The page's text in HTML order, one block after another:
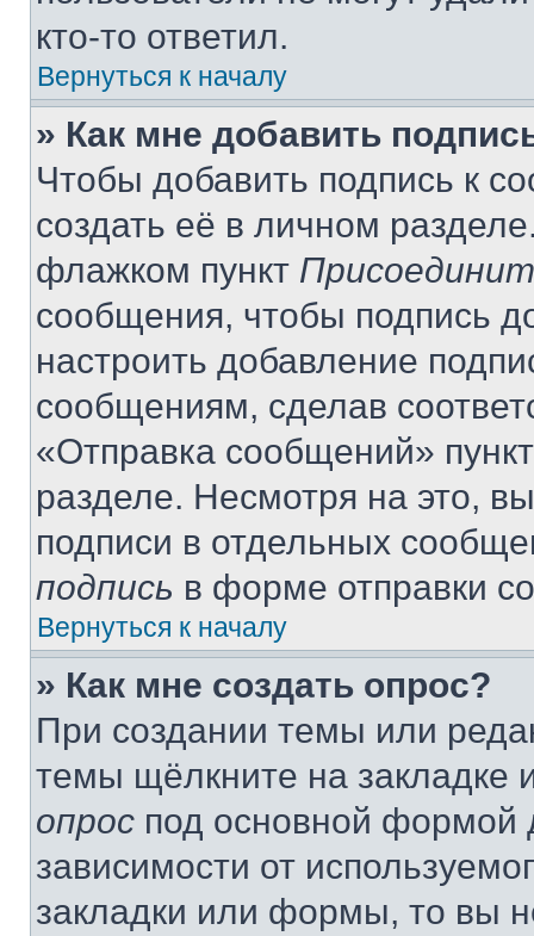
кто-то ответил.
Вернуться к началу
» Как мне добавить
Чтобы добавить подпись к
создать её в личном
флажком пункт
сообщения, чтобы подпись
настроить добавление
сообщениям, сделав
«Отправка сообщений»
разделе. Несмотря на это,
подписи в отдельных
подпись в форме отправки
Вернуться к началу
» Как мне создать опрос?
При создании темы или
темы щёлкните на
опрос под основной формой
зависимости от
закладки или формы, то вы